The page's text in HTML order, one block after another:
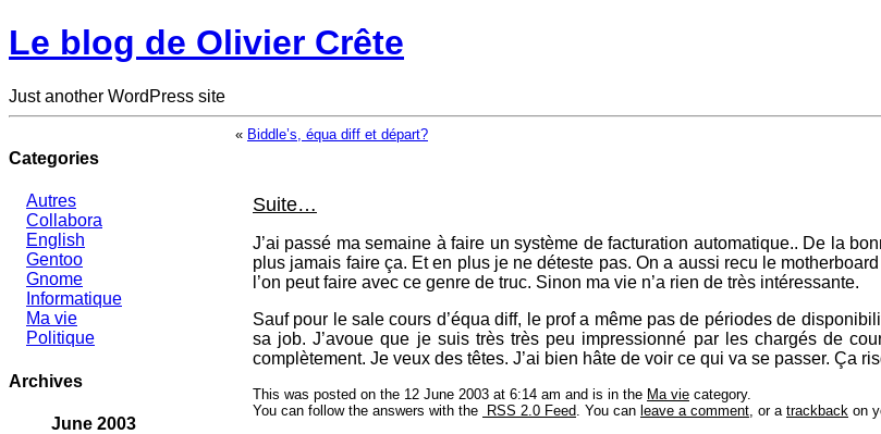
Le blog de Olivier Crête
Just another WordPress site
Categories
Autres
Collabora
English
Gentoo
Gnome
Informatique
Ma vie
Politique
Archives
June 2003
« Biddle’s, équa diff et départ?
Suite…
J’ai passé ma semaine à faire un système de facturation automatique.. De la
plus jamais faire ça. Et en plus je ne déteste pas. On a aussi recu le
l’on peut faire avec ce genre de truc. Sinon ma vie n’a rien de très intéressante.
Sauf pour le sale cours d’équa diff, le prof a même pas de périodes de
sa job. J’avoue que je suis très très peu impressionné par les chargés de
complètement. Je veux des têtes. J’ai bien hâte de voir ce qui va se passer. Ça
This was posted on the 12 June 2003 at 6:14 am and is in the Ma vie category.
You can follow the answers with the
RSS 2.0 Feed . You can leave a comment , or a trackback on